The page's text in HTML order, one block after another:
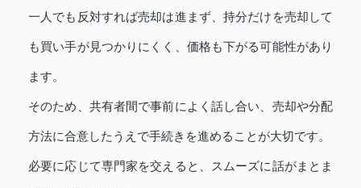
一人でも反対すれば売却は進まず、持分だけを売却して
も買い手が見つかりにくく、価格も下がる可能性があり
ます。
そのため、共有者間で事前によく話し合い、売却や分配
方法に合意したうえで手続きを進めることが大切です。
必要に応じて専門家を交えると、スムーズに話がまとま